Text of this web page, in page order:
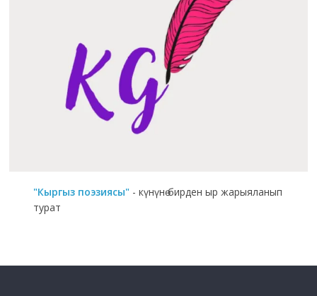
"Кыргыз поэзиясы" - күнүнө бирден ыр жарыяланып
турат